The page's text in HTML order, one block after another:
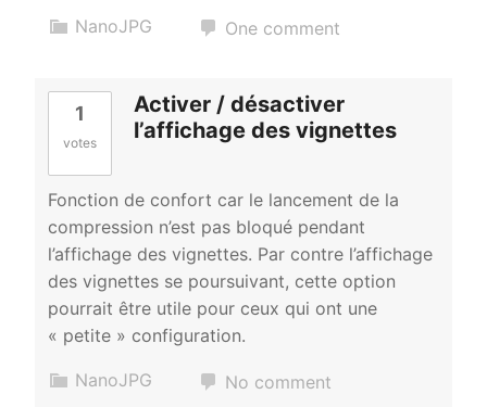
NanoJPG One comment
1
votes
Activer / désactiver
l’affichage des vignettes
Fonction de confort car le lancement de la
compression n’est pas bloqué pendant
l’affichage des vignettes. Par contre l’affichage
des vignettes se poursuivant, cette option
pourrait être utile pour ceux qui ont une
« petite » configuration.
NanoJPG No comment